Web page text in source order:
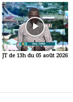
JT de 13h du 05 août 2026